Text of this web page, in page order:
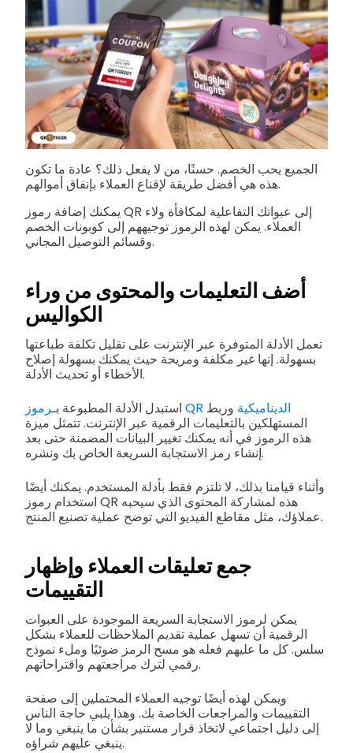
الجميع يحب الخصم. حسنًا، من لا يفعل ذلك؟ عادة ما تكون
هذه هي أفضل طريقة لإقناع العملاء بإنفاق أموالهم.
يمكنك إضافة رموز QR إلى عبواتك التفاعلية لمكافأة ولاء
العملاء. يمكن لهذه الرموز توجيههم إلى كوبونات الخصم
وقسائم التوصيل المجاني.
أضف التعليمات والمحتوى من وراء
الكواليس
تعمل الأدلة المتوفرة عبر الإنترنت على تقليل تكلفة طباعتها
بسهولة. إنها غير مكلفة ومريحة حيث يمكنك بسهولة إصلاح
الأخطاء أو تحديث الأدلة.
استبدل الأدلة المطبوعة بـ
رموز QR الديناميكية وربط
المستهلكين بالتعليمات الرقمية عبر الإنترنت. تتمثل ميزة
هذه الرموز في أنه يمكنك تغيير البيانات المضمنة حتى بعد
إنشاء رمز الاستجابة السريعة الخاص بك ونشره.
وأثناء قيامنا بذلك، لا تلتزم فقط بأدلة المستخدم. يمكنك أيضًا
استخدام رموز QR هذه لمشاركة المحتوى الذي سيحبه
عملاؤك، مثل مقاطع الفيديو التي توضح عملية تصنيع المنتج.
جمع تعليقات العملاء وإظهار
يمكن لرموز الاستجابة السريعة الموجودة على العبوات
الرقمية أن تسهل عملية تقديم الملاحظات للعملاء بشكل
سلس. كل ما عليهم فعله هو مسح الرمز ضوئيًا وملء نموذج
رقمي لترك مراجعتهم واقتراحاتهم.
ويمكن لهذه أيضًا توجيه العملاء المحتملين إلى صفحة
التقييمات والمراجعات الخاصة بك. وهذا يلبي حاجة الناس
إلى دليل اجتماعي لاتخاذ قرار مستنير بشأن ما ينبغي وما لا
ينبغي عليهم شراؤه.